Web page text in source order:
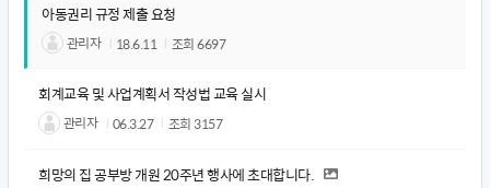
아동권리 규정 제출 요청
관리자 18.6.11 조회6697
회계교육 및 사업계획서 작성법 교육 실시
관리자 06.3.27 조회3157
희망의 집 공부방 개원 20주년 행사에 초대합니다.